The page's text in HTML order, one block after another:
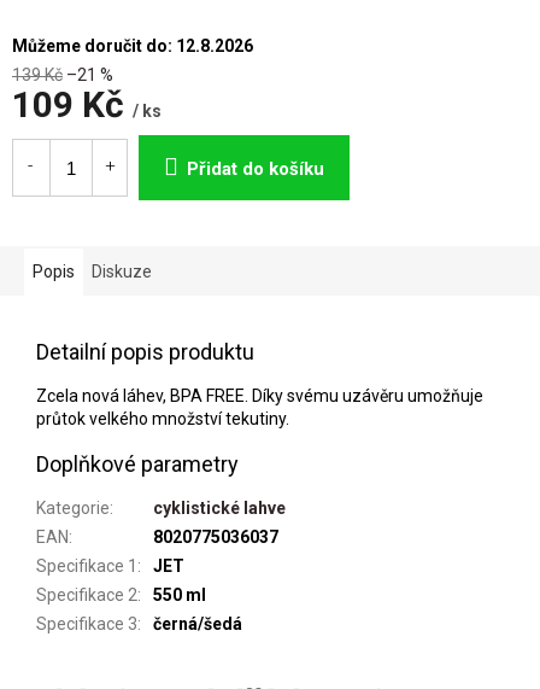
139 Kč –21 %
109 Kč / ks
Měrná
cena:
Můžeme doručit do: 12.8.2026
Přidat do košíku
Popis Diskuze
Detailní popis produktu
Zcela nová láhev, BPA FREE. Díky svému uzávěru umožňuje
průtok velkého množství tekutiny.
Doplňkové parametry
Kategorie:
cyklistické lahve
EAN:
8020775036037
Specifikace 1 :
JET
Specifikace 2:
550 ml
Specifikace 3: černá/šedá